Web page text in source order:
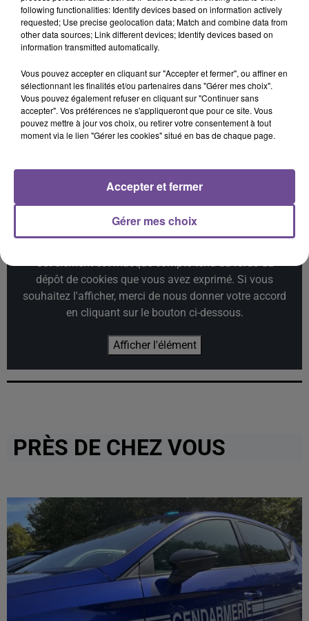
Imagine Dragons
Waves
HUGEL X SOLTO
Jamaican (bam Bam)
Angèle Feat. Damso
20h47
20h47 20h43
20h43 20h39
20h39
Cet élément est masqué compte-tenu du refus du
dépôt de cookies que vous avez exprimé. Si vous
souhaitez l'afficher, merci de nous donner votre accord
en cliquant sur le bouton ci-dessous.
Afficher l'élément
PRÈS DE CHEZ VOUS
following functionalities: Identify devices based on information actively
requested; Use precise geolocation data; Match and combine data from
other data sources; Link different devices; Identify devices based on
information transmitted automatically.
Vous pouvez accepter en cliquant sur "Accepter et fermer", ou affiner en
sélectionnant les finalités et/ou partenaires dans "Gérer mes choix".
Vous pouvez également refuser en cliquant sur "Continuer sans
accepter". Vos préférences ne s'appliqueront que pour ce site. Vous
pouvez mettre à jour vos choix, ou retirer votre consentement à tout
moment via le lien "Gérer les cookies" situé en bas de chaque page.
Gérer mes choix
Accepter et fermer